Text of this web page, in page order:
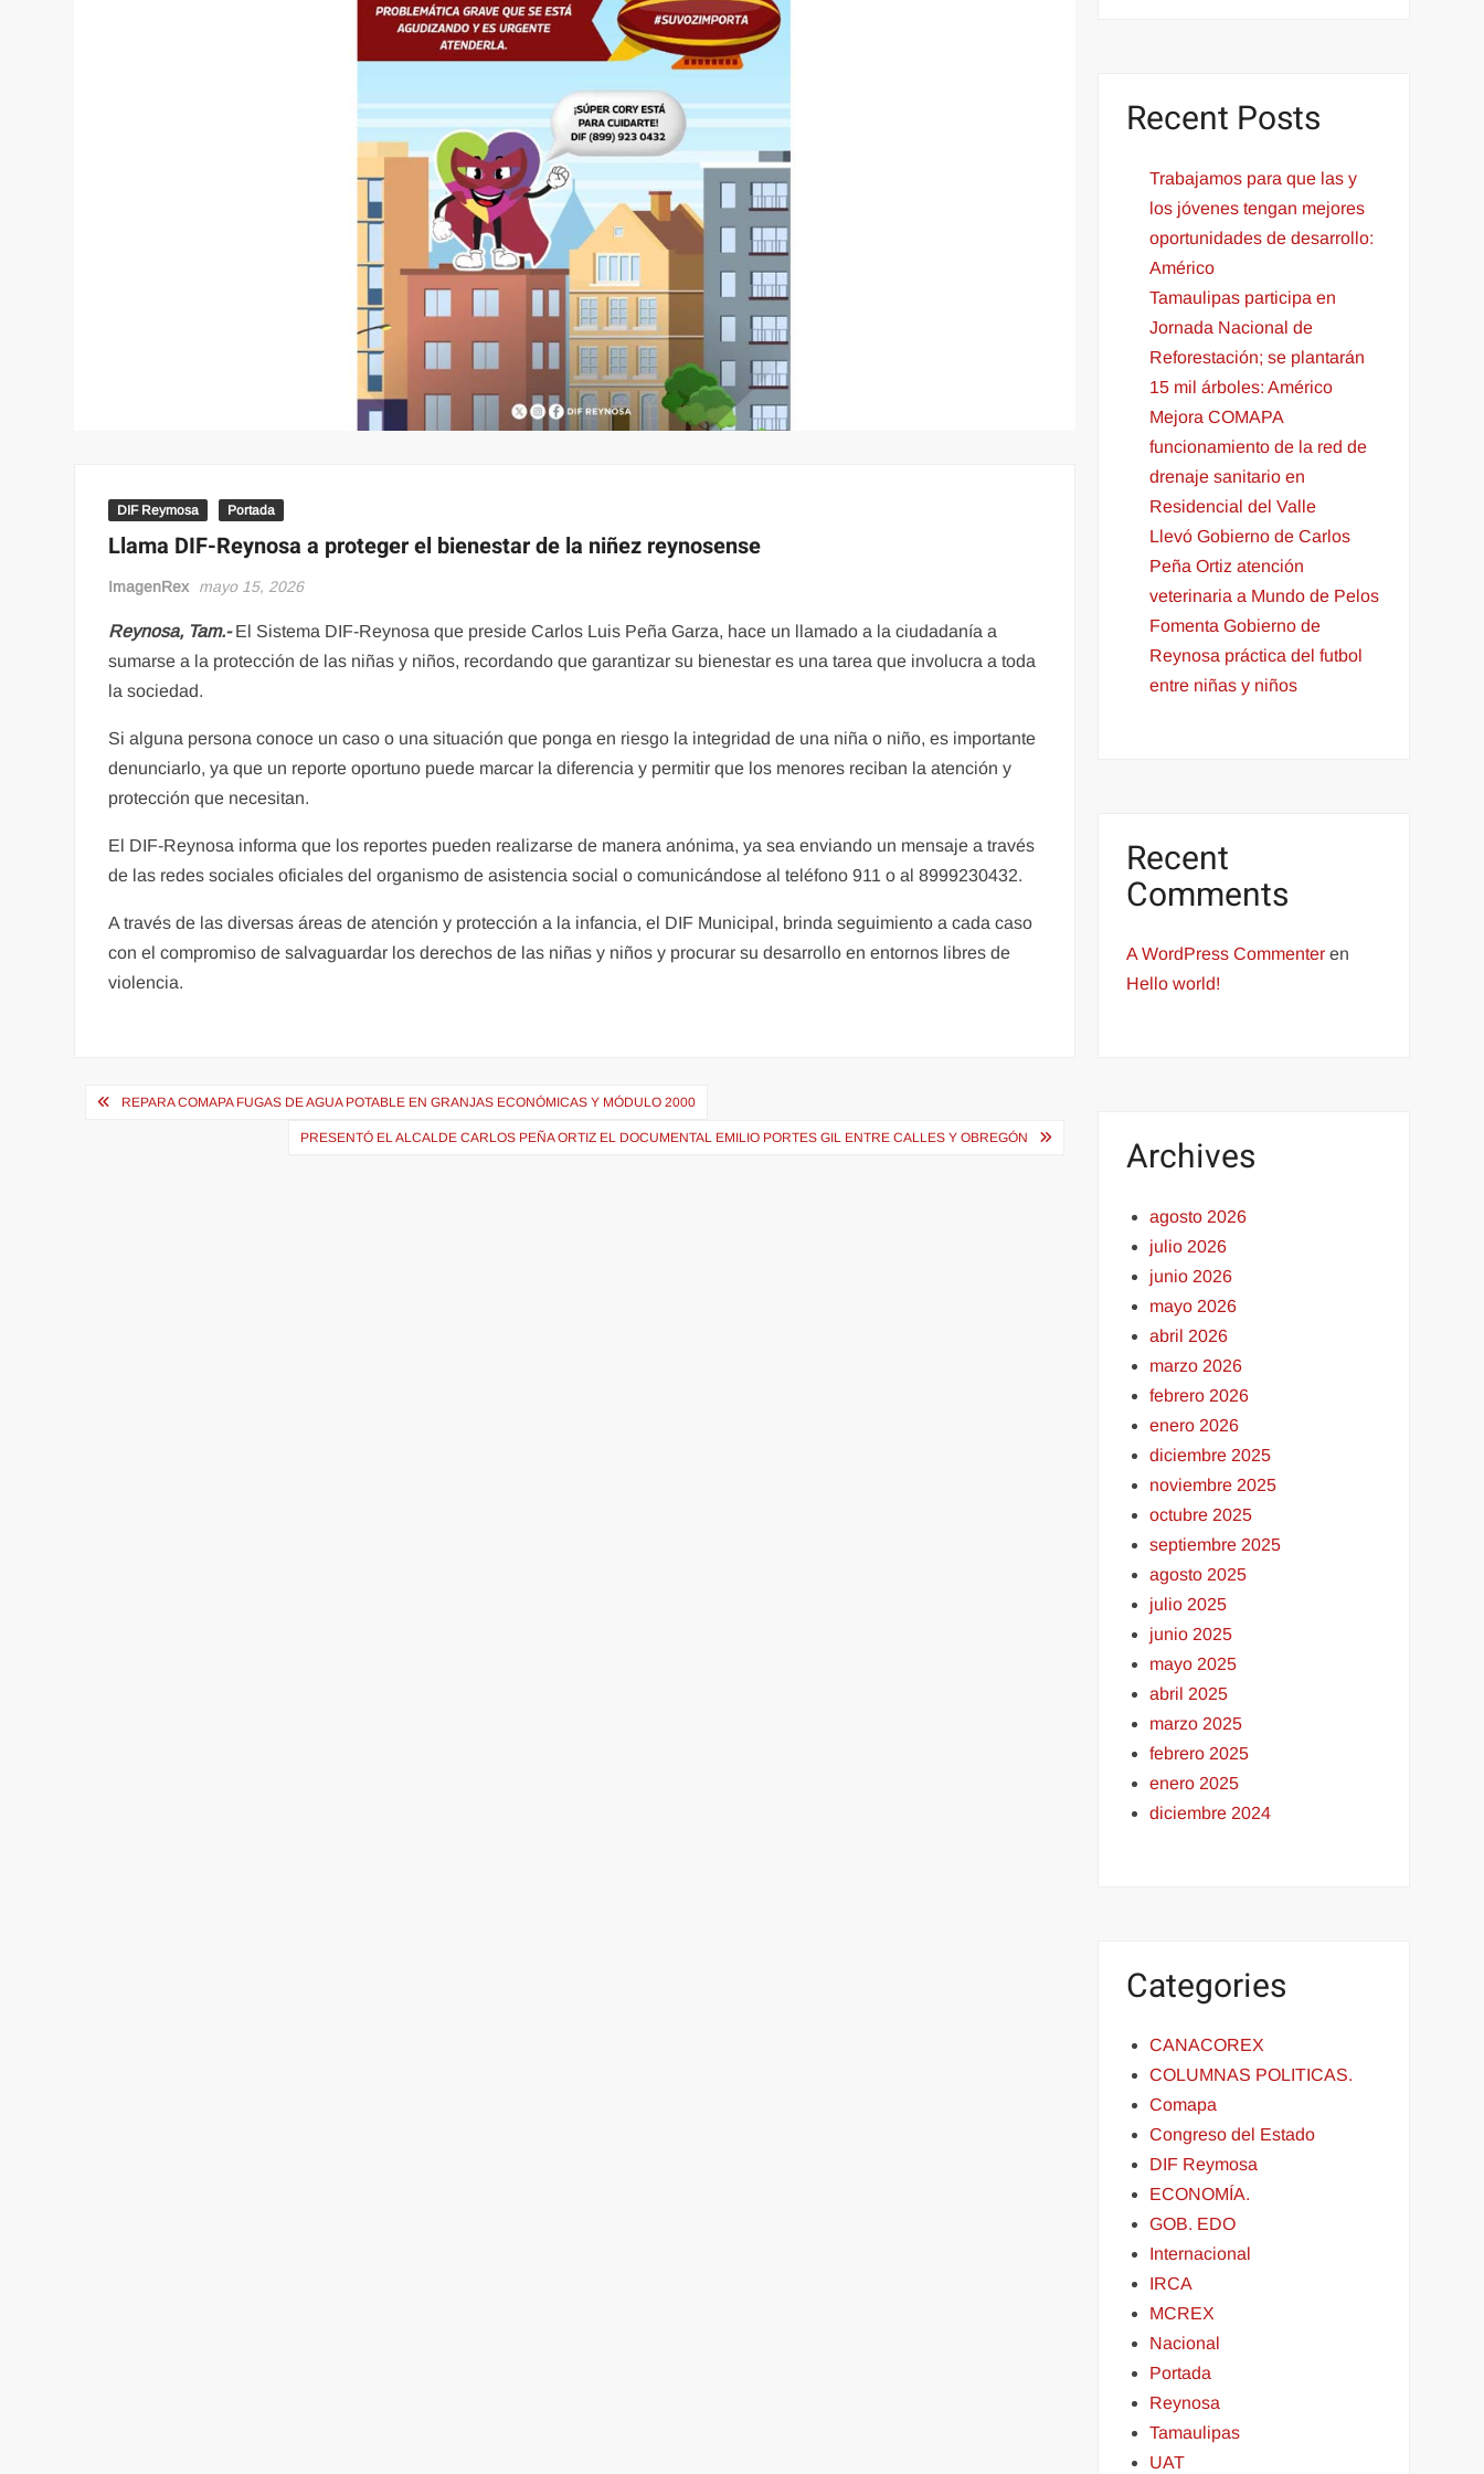
DIF Reymosa Portada
Llama DIF-Reynosa a proteger el bienestar de la niñez reynosense
ImagenRex mayo 15, 2026
Reynosa, Tam.-El Sistema DIF-Reynosa que preside Carlos Luis Peña Garza, hace un llamado a la ciudadanía a
sumarse a la protección de las niñas y niños, recordando que garantizar su bienestar es una tarea que involucra a toda
la sociedad.
Si alguna persona conoce un caso o una situación que ponga en riesgo la integridad de una niña o niño, es importante
denunciarlo, ya que un reporte oportuno puede marcar la diferencia y permitir que los menores reciban la atención y
protección que necesitan.
El DIF-Reynosa informa que los reportes pueden realizarse de manera anónima, ya sea enviando un mensaje a través
de las redes sociales oficiales del organismo de asistencia social o comunicándose al teléfono 911 o al 8999230432.
A través de las diversas áreas de atención y protección a la infancia, el DIF Municipal, brinda seguimiento a cada caso
con el compromiso de salvaguardar los derechos de las niñas y niños y procurar su desarrollo en entornos libres de
violencia.
Navegación
REPARA COMAPA FUGAS DE AGUA POTABLE EN GRANJAS ECONÓMICAS Y MÓDULO 2000
PRESENTÓ EL ALCALDE CARLOS PEÑA ORTIZ EL DOCUMENTAL EMILIO PORTES GIL ENTRE CALLES Y OBREGÓN
Recent Posts
Trabajamos para que las y
los jóvenes tengan mejores
oportunidades de desarrollo:
Américo
Tamaulipas participa en
Jornada Nacional de
Reforestación; se plantarán
15 mil árboles: Américo
Mejora COMAPA
funcionamiento de la red de
drenaje sanitario en
Residencial del Valle
Llevó Gobierno de Carlos
Peña Ortiz atención
veterinaria a Mundo de Pelos
Fomenta Gobierno de
Reynosa práctica del futbol
entre niñas y niños
Recent
Comments
A WordPress Commenter en
Hello world!
Archives
agosto 2026
julio 2026
junio 2026
mayo 2026
abril 2026
marzo 2026
febrero 2026
enero 2026
diciembre 2025
noviembre 2025
octubre 2025
septiembre 2025
agosto 2025
julio 2025
junio 2025
mayo 2025
abril 2025
marzo 2025
febrero 2025
enero 2025
diciembre 2024
Categories
CANACOREX
COLUMNAS POLITICAS.
Comapa
Congreso del Estado
DIF Reymosa
ECONOMÍA.
GOB. EDO
Internacional
IRCA
MCREX
Nacional
Portada
Reynosa
Tamaulipas
UAT